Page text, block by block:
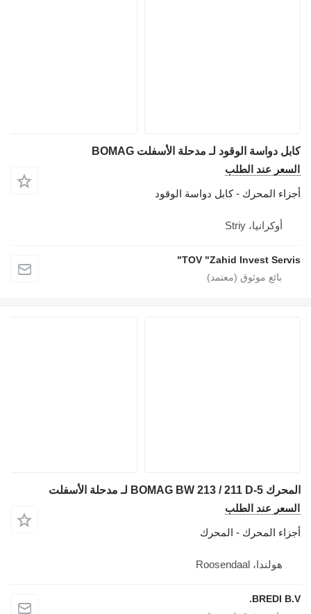
كابل دواسة الوقود لـ مدحلة الأسفلت BOMAG
السعر عند الطلب
أجزاء المحرك - كابل دواسة الوقود
أوكرانيا، Striy
TOV "Zahid Invest Servis"
المحرك BOMAG BW 213 / 211 D-5 لـ مدحلة الأسفلت
السعر عند الطلب
أجزاء المحرك - المحرك
هولندا، Roosendaal
BREDI B.V.